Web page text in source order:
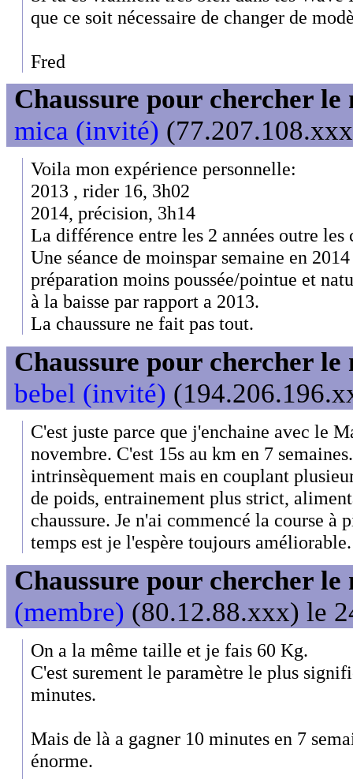
que ce soit nécessaire de changer de
Fred
Chaussure pour chercher
mica (invité)
Voila mon expérience personnelle:
2013 , rider 16, 3h02
2014, précision, 3h14
La différence entre les 2 années outre les
Une séance de moinspar semaine en
préparation moins poussée/pointue et
à la baisse par rapport a 2013.
La chaussure ne fait pas tout.
Chaussure pour chercher
bebel (invité)
C'est juste parce que j'enchaine avec le
novembre. C'est 15s au km en 7
intrinsèquement mais en couplant
de poids, entrainement plus strict,
chaussure. Je n'ai commencé la course à
temps est je l'espère toujours améliorable.
Chaussure pour chercher
(membre) (80.12.88.xxx) le
On a la même taille et je fais 60 Kg.
C'est surement le paramètre le plus
minutes.
Mais de là a gagner 10 minutes en 7
énorme.